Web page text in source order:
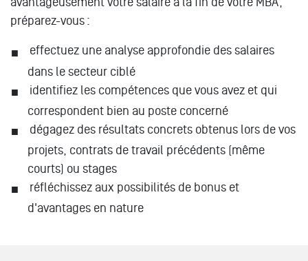
préparez-vous :
effectuez une analyse approfondie des salaires
dans le secteur ciblé
identifiez les compétences que vous avez et qui
correspondent bien au poste concerné
dégagez des résultats concrets obtenus lors de vos
projets, contrats de travail précédents (même
courts) ou stages
réfléchissez aux possibilités de bonus et
d'avantages en nature